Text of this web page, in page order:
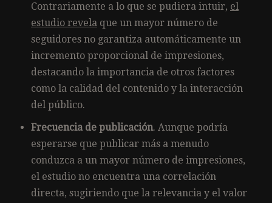
Contrariamente a lo que se pudiera intuir, el
estudio revela que un mayor número de
seguidores no garantiza automáticamente un
incremento proporcional de impresiones,
destacando la importancia de otros factores
como la calidad del contenido y la interacción
del público.
Frecuencia de publicación. Aunque podría
esperarse que publicar más a menudo
conduzca a un mayor número de impresiones,
el estudio no encuentra una correlación
directa, sugiriendo que la relevancia y el valor